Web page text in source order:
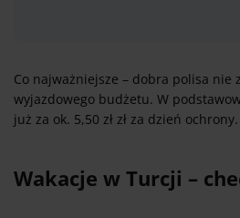
Co najważniejsze – dobra polisa nie
wyjazdowego budżetu. W
już za ok. 5,50 zł zł za dzień ochrony.
Wakacje w Turcji –